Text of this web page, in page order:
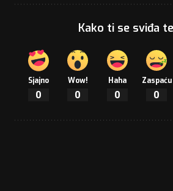
Kako ti se sviđa
Sjajno
0
Wow!
0
Haha
0
Zaspaću
0